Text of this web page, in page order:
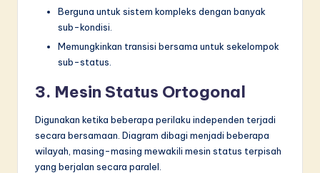
Berguna untuk sistem kompleks dengan banyak
sub-kondisi.
Memungkinkan transisi bersama untuk sekelompok
sub-status.
3. Mesin Status Ortogonal
Digunakan ketika beberapa perilaku independen terjadi
secara bersamaan. Diagram dibagi menjadi beberapa
wilayah, masing-masing mewakili mesin status terpisah
yang berjalan secara paralel.